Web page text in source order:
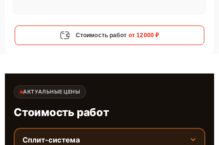
Стоимость работ от 12000 ₽
АКТУАЛЬНЫЕ ЦЕНЫ
Стоимость работ
Сплит-система